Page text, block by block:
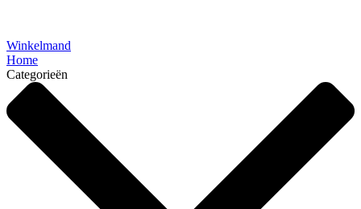
Winkelmand
Home
Categorieën